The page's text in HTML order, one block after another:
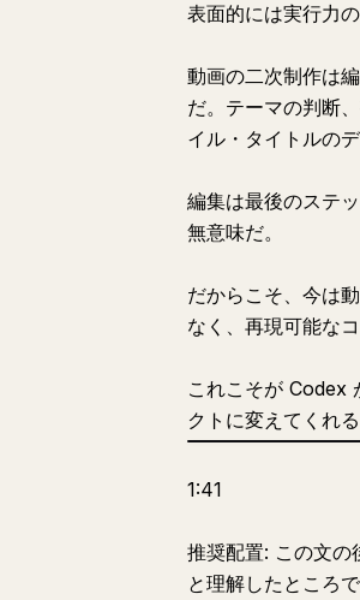
表面的には実行力
動画の二次制作は
だ。テーマの判断
イル・タイトルの
編集は最後のステ
無意味だ。
だからこそ、今は
なく、再現可能な
これこそが Codex
クトに変えてくれる
1:41
推奨配置: この文の
と理解したところ